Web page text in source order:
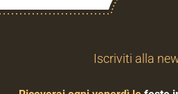
Iscriviti alla